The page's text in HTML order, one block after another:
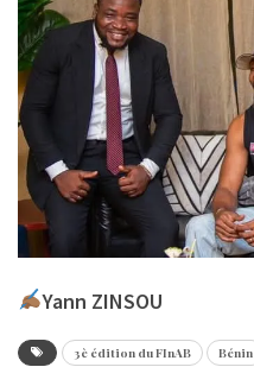
Yann ZINSOU
3è édition du FInAB Bénin